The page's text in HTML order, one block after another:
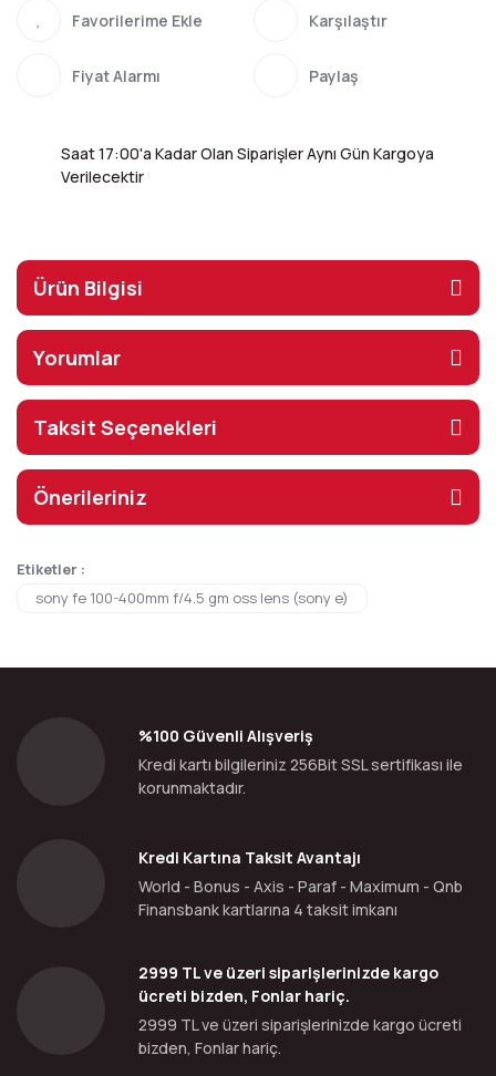
Karşılaştır
Fiyat Alarmı Paylaş
Saat 17:00'a Kadar Olan Siparişler Aynı Gün Kargoya
Verilecektir
Ürün Bilgisi
Yorumlar
Taksit Seçenekleri
Önerileriniz
Etiketler :
sony fe 100-400mm f/4.5 gm oss lens (sony e)
%100 Güvenli Alışveriş
Kredi kartı bilgileriniz 256Bit SSL sertifikası ile
korunmaktadır.
Kredi Kartına Taksit Avantajı
World - Bonus - Axis - Paraf - Maximum - Qnb
Finansbank kartlarına 4 taksit imkanı
2999 TL ve üzeri siparişlerinizde kargo
ücreti bizden, Fonlar hariç.
2999 TL ve üzeri siparişlerinizde kargo ücreti
bizden, Fonlar hariç.